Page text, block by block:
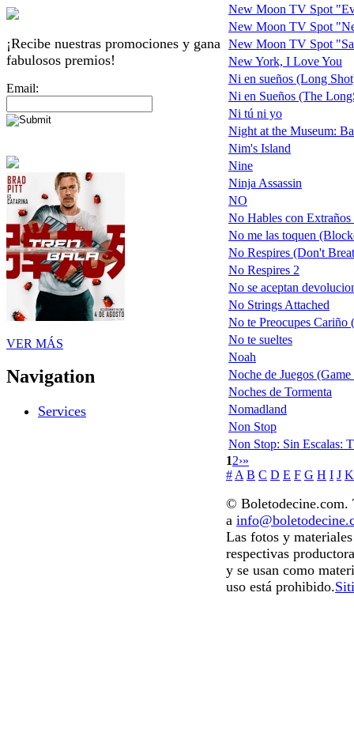
¡Recibe nuestras promociones y gana
fabulosos premios!
Email:
VER MÁS
Navigation
Services
New Moon TV Spot
New Moon TV Spot
New Moon TV Spot
New York, I Love You
Ni en sueños (Long
Ni en Sueños (The
Ni tú ni yo
Night at the Museum:
Nim's Island
Nine
Ninja Assassin
NO
No Hables con
No me las toquen
No Respires (Don't
No Respires 2
No se aceptan
No Strings Attached
No te Preocupes
No te sueltes
Noah
Noche de Juegos
Noches de Tormenta
Nomadland
Non Stop
Non Stop: Sin Escalas:
12›»
# A B C D E F G H I J K
© Boletodecine.com.
a
Las fotos y
respectivas
y se usan como
uso está prohibido.